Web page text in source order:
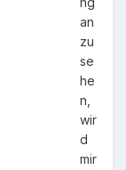
an
zu
se
he
n,
wir
d
mir